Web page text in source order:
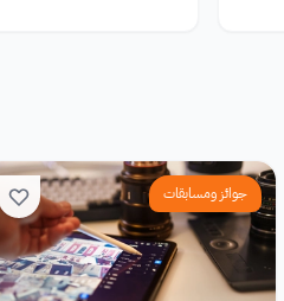
جوائز ومسابقات